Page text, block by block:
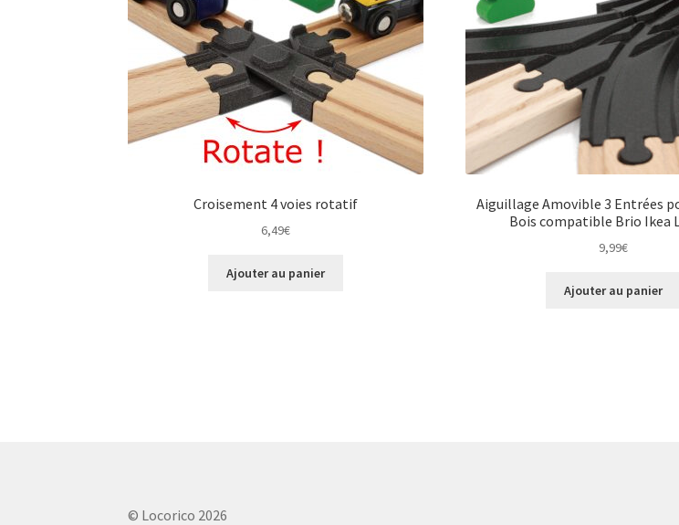
Croisement 4 voies rotatif
6,49€
Ajouter au panier
Aiguillage Amovible 3 Entrées
Bois compatible Brio Ikea
9,99€
Ajouter au panier
© Locorico 2026